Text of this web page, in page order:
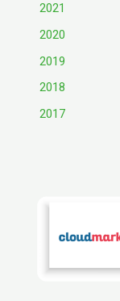
2021
2020
2019
2018
2017